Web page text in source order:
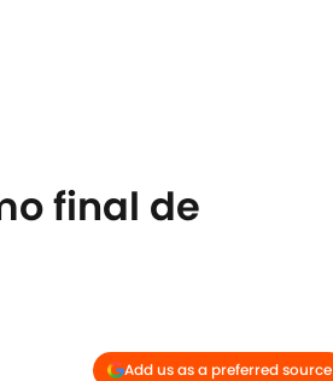
final de
Add us as a preferred source